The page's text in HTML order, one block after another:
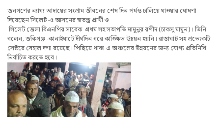
জনগণের ন্যায্য আদায়ের সংগ্রাম জীবনের শেষ দিন পর্যন্ত চালিয়ে যাওয়ার ঘোষণা
দিয়েছেন সিলেট -৫ আসনের স্বতন্ত্র প্রার্থী ও
সিলেট জেলা বিএনপির সাবেক প্রথম সহ সভাপতি মামুনুর রশীদ (চাকসু মামুন)। তিনি
বলেন, জকিগঞ্জ -কানাইঘাটে দীর্ঘদিন ধরে কাঙ্ক্ষিত উন্নয়ন হয়নি। রাস্তাঘাট সহ প্রত্যেকটি
সেক্টরে বেহাল দশা রয়েছে। পিছিয়ে থাকা এ অঞ্চলের উন্নয়নের জন্য যোগ্য প্রতিনিধি
নির্বাচিত করতে হবে।